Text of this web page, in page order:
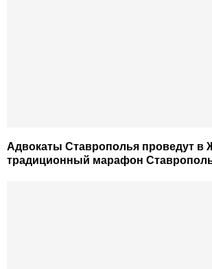
Адвокаты Ставрополья проведут в
традиционный марафон Ставрополь